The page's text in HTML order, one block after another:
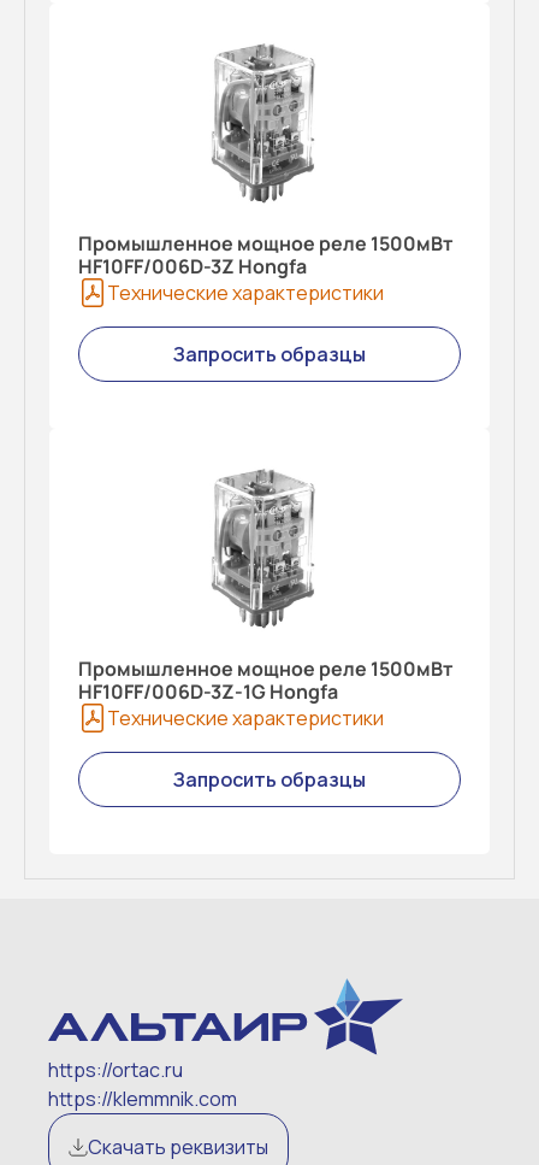
Промышленное мощное реле 1500мВт
HF10FF/006D-3Z Hongfa
Технические характеристики
Запросить образцы
Промышленное мощное реле 1500мВт
HF10FF/006D-3Z-1G Hongfa
Технические характеристики
Запросить образцы
https://ortac.ru
https://klemmnik.com
Скачать реквизиты